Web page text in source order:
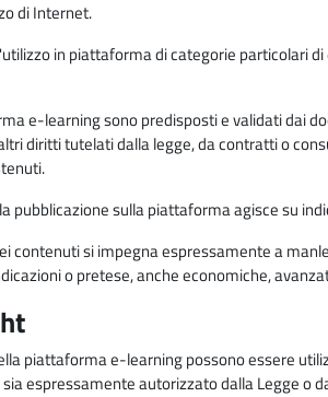
di Internet.
in piattaforma di categorie particolari
e-learning sono predisposti e validati dai
diritti tutelati dalla legge, da contratti o
pubblicazione sulla piattaforma agisce su
contenuti si impegna espressamente a
o pretese, anche economiche,
piattaforma e-learning possono essere
espressamente autorizzato dalla Legge o